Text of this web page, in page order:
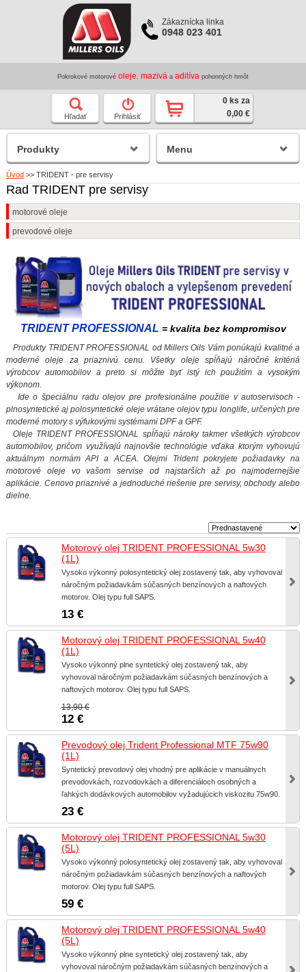
Zákaznícka linka
0948 023 401
Pokrokové motorové oleje mazivá a aditíva pohonných hmôt
Hľadať Prihlásiť
0 ks za
0,00 €
Úvod >> TRIDENT - pre servisy
Rad TRIDENT pre servisy
motorové oleje
prevodové oleje
TRIDENT PROFESSIONAL = kvalita bez kompromisov
Produkty TRIDENT PROFESSIONAL od Millers Oils Vám ponúkajú kvalitné a
moderné oleje za priaznivú cenu. Všetky oleje spĺňajú náročné kritériá
výrobcov automobilov a preto si môžte byť istý ich použitím a vysokým
výkonom.
Ide o špeciálnu radu olejov pre profesionálne použitie v autoservisoch -
plnosyntetické aj polosyntetické oleje vrátane olejov typu longlife, určených pre
moderné motory s výfukovými systémami DPF a GPF.
Oleje TRIDENT PROFESSIONAL spĺňajú nároky takmer všetkých výrobcov
automobilov, pričom využívajú najnovšie technológie vďaka ktorým vyhovujú
aktuálnym normám API a ACEA. Olejmi Trident pokryjete požiadavky na
motorové oleje vo vašom servise od najstarších až po najmodernejšie
aplikácie. Cenovo priaznivé a jednoduché riešenie pre servisy, obchody alebo
dielne.
Motorový olej TRIDENT PROFESSIONAL 5w30
(1L)
Vysoko výkonný polosyntetický olej zostavený tak, aby vyhovoval
náročným požiadavkám súčasných benzínových a naftových
motorov. Olej typu full SAPS.
13 €
Motorový olej TRIDENT PROFESSIONAL 5w40
(1L)
Vysoko výkonný plne syntetický olej zostavený tak, aby
vyhovoval náročným požiadavkám súčasných benzínových a
naftových motorov. Olej typu full SAPS.
13,90 €
12 €
Prevodový olej Trident Professional MTF 75w90
(1L)
Syntetický prevodový olej vhodný pre aplikácie v manuálnych
prevodovkách, rozvodovkách a diferenciáloch osobných a
ľahkých dodávkových automobilov vyžadujúcich viskozitu 75w90.
23 €
Motorový olej TRIDENT PROFESSIONAL 5w30
(5L)
Vysoko výkonný polosyntetický olej zostavený tak, aby vyhovoval
náročným požiadavkám súčasných benzínových a naftových
motorov. Olej typu full SAPS.
59 €
Motorový olej TRIDENT PROFESSIONAL 5w40
(5L)
Vysoko výkonný plne syntetický olej zostavený tak, aby
vyhovoval náročným požiadavkám súčasných benzínových a
Produkty Menu